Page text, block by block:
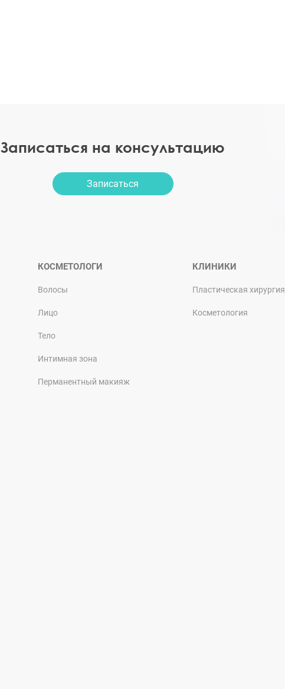
Записаться на консультацию
Записаться
КОСМЕТОЛОГИ
Волосы
Лицо
Тело
Интимная зона
Перманентный макияж
КЛИНИКИ
Пластическая хирургия
Косметология